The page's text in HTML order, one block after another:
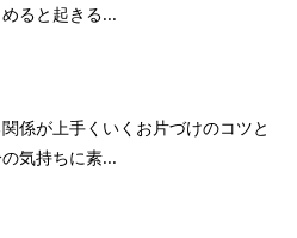
ると起きる...
係が上手くいくお片づけのコツと
気持ちに素...